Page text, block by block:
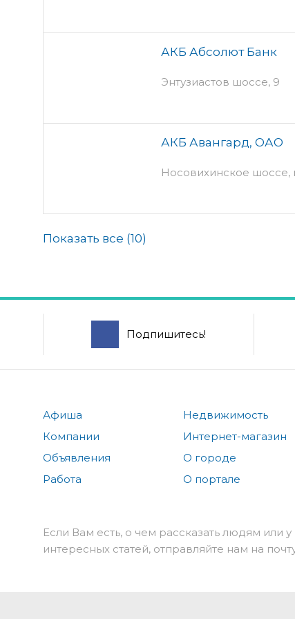
АКБ Абсолют Банк
Энтузиастов шоссе, 9
АКБ Авангард, ОАО
Носовихинское шоссе,
Показать все (10)
Подпишитесь!
Афиша
Компании
Объявления
Работа
Недвижимость
Интернет-магазин
О городе
О портале
Если Вам есть, о чем рассказать людям или
интересных статей, отправляйте нам на